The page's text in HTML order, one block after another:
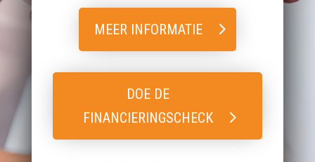
MEER INFORMATIE
DOE DE
FINANCIERINGSCHECK